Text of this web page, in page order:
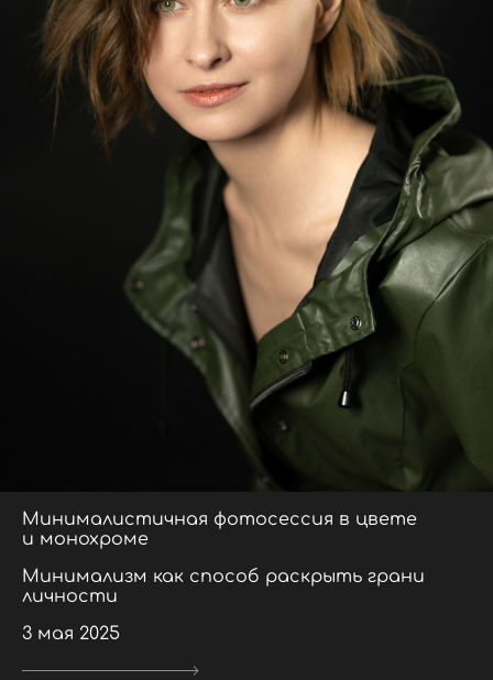
Минималистичная фотосессия в цвете
и монохроме
Минимализм как способ раскрыть грани
личности
3 мая 2025